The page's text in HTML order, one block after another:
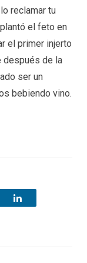
reclamar tu
el feto en
el primer injerto
después de la
ser un
bebiendo vino.
LinkedIn